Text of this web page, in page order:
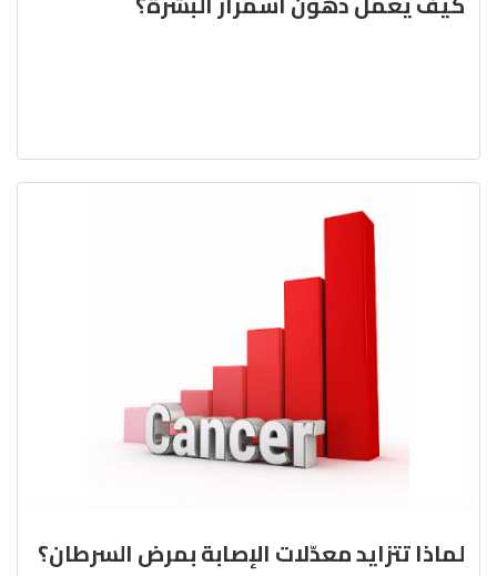
لماذا تتزايد معدّلات الإصابة بمرض السرطان؟